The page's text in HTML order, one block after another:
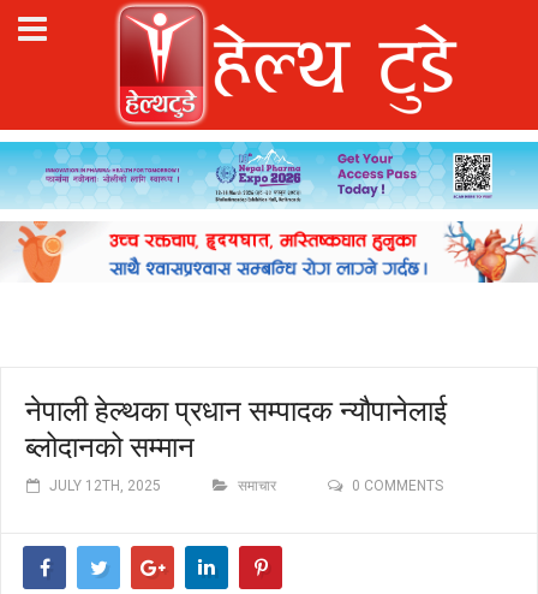
नेपाली हेल्थका प्रधान सम्पादक न्यौपानेलाई
ब्लोदानको सम्मान
JULY 12TH, 2025 समाचार 0 COMMENTS